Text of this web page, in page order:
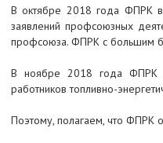
В октябре 2018 года ФПРК
заявлений профсоюзных
профсоюза. ФПРК с большим
В ноябре 2018 года ФПРК
работников топливно-
Поэтому, полагаем, что ФПРК